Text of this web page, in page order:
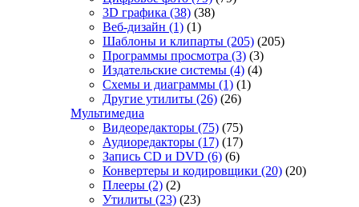
3D графика (38) (38)
Веб-дизайн (1) (1)
Шаблоны и клипарты (205) (205)
Программы просмотра (3) (3)
Издательские системы (4) (4)
Схемы и диаграммы (1) (1)
Другие утилиты (26) (26)
Мультимедиа
Видеоредакторы (75) (75)
Аудиоредакторы (17) (17)
Запись CD и DVD (6) (6)
Конвертеры и кодировщики (20) (20)
Плееры (2) (2)
Утилиты (23) (23)